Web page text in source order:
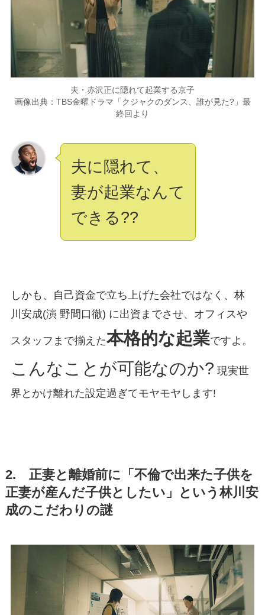
夫・赤沢正に隠れて起業する京子
画像出典：TBS金曜ドラマ「クジャクのダンス、誰が見た?」最
終回より
夫に隠れて、
妻が起業なんて
できる??
しかも、自己資金で立ち上げた会社ではなく、林
川安成(演 野間口徹) に出資までさせ、オフィスや
スタッフまで揃えた本格的な起業ですよ。
こんなことが可能なのか? 現実世
界とかけ離れた設定過ぎてモヤモヤします!
2. 正妻と離婚前に「不倫で出来た子供を
正妻が産んだ子供としたい」という林川安
成のこだわりの謎